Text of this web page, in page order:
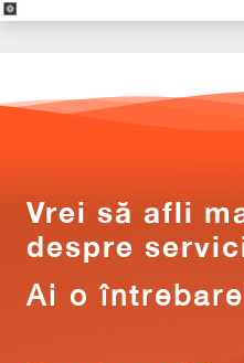
Vrei să afli
despre
Ai o